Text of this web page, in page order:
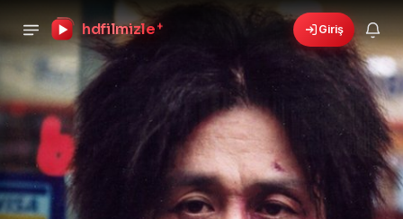
hdfilmizle + Giriş
🎁 6 yeni fırsat! Bonusları gör›
HD Film izle — HD Film İzle,